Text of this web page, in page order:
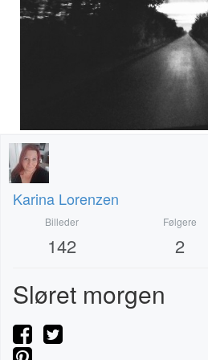
Karina Lorenzen
Billeder
142
Følgere
2
Sløret morgen